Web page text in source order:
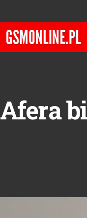
Afera